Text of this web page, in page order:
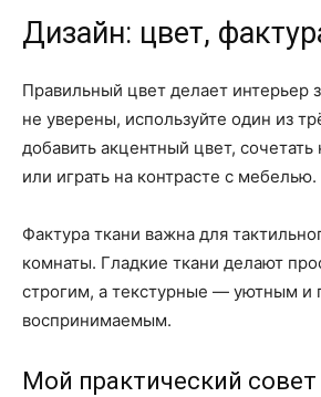
Дизайн: цвет,
Правильный цвет делает интерьер
не уверены, используйте один из
добавить акцентный цвет,
или играть на контрасте с мебелью.
Фактура ткани важна для
комнаты. Гладкие ткани делают
строгим, а текстурные — уютным и
воспринимаемым.
Мой практический совет